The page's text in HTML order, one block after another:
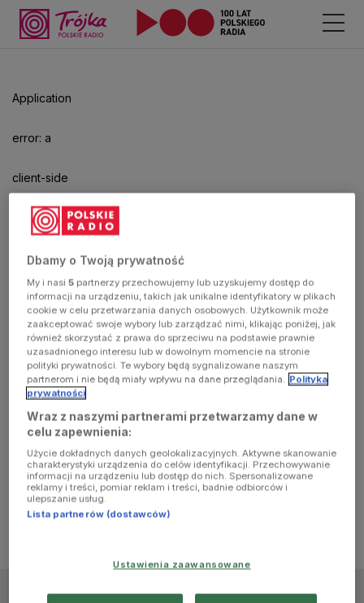
Application
error: a
client-side
exception
has
occurred
(see the
browser
console for
more
information)
aby
odtwarzać.
Dbamy o Twoją prywatność
My i nasi5 partnerzy przechowujemy lub uzyskujemy dostęp do
informacji na urządzeniu, takich jak unikalne identyfikatory w plikach
cookie w celu przetwarzania danych osobowych. Użytkownik może
zaakceptować swoje wybory lub zarządzać nimi, klikając poniżej, jak
również skorzystać z prawa do sprzeciwu na podstawie prawnie
uzasadnionego interesu lub w dowolnym momencie na stronie
polityki prywatności. Te wybory będą sygnalizowane naszym
partnerom i nie będą miały wpływu na dane przeglądania. Polityka
prywatności
Wraz z naszymi partnerami przetwarzamy dane w
celu zapewnienia:
Użycie dokładnych danych geolokalizacyjnych. Aktywne skanowanie
charakterystyki urządzenia do celów identyfikacji. Przechowywanie
informacji na urządzeniu lub dostęp do nich. Spersonalizowane
reklamy i treści, pomiar reklam i treści, badnie odbiorców i
ulepszanie usług.
Lista partnerów (dostawców)
Ustawienia zaawansowane